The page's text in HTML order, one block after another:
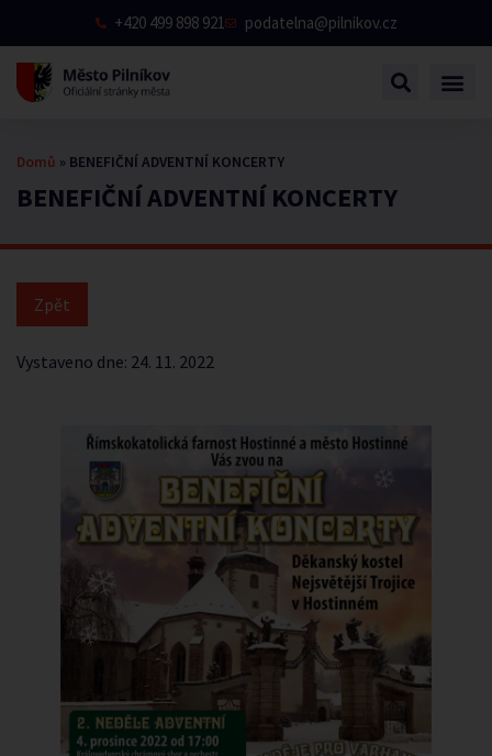
+420 499 898 921 podatelna@pilnikov.cz
BENEFIČNÍ ADVENTNÍ KONCERTY
Domů » BENEFIČNÍ ADVENTNÍ KONCERTY
Vystaveno dne: 24. 11. 2022